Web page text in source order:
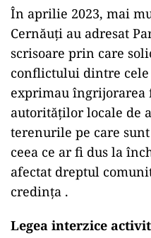
În aprilie 2023, mai
Cernăuți au adresat
scrisoare prin care
conflictului dintre
exprimau îngrijorarea
autorităților locale de
terenurile pe care
ceea ce ar fi dus la
afectat dreptul
credința .
Legea interzice